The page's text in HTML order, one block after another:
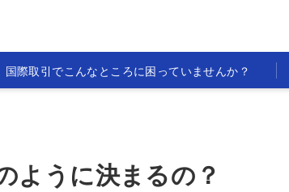
国際取引でこんなところに困っていませんか？
ように決まるの？